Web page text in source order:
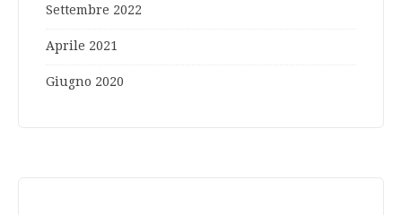
Settembre 2022
Aprile 2021
Giugno 2020